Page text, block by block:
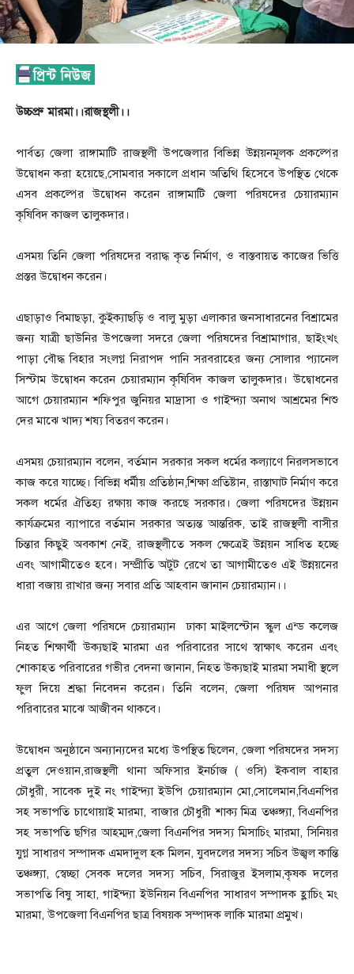
উচ্চপ্রু মারমা।।রাজস্থলী।।
পার্বত্য জেলা রাঙ্গামাটি রাজস্থলী উপজেলার বিভিন্ন উন্নয়নমূলক প্রকল্পের
উদ্বোধন করা হয়েছে,সোমবার সকালে প্রধান অতিথি হিসেবে উপস্থিত থেকে
এসব প্রকল্পের উদ্বোধন করেন রাঙ্গামাটি জেলা পরিষদের চেয়ারম্যান
কৃষিবিদ কাজল তালুকদার।
এসময় তিনি জেলা পরিষদের বরাদ্ধ কৃত নির্মাণ, ও বাস্তবায়ত কাজের ভিত্তি
প্রস্তর উদ্বোধন করেন।
এছাড়াও বিমাছড়া, কুইক্যাছড়ি ও বালু মুড়া এলাকার জনসাধারনের বিশ্রামের
জন্য যাত্রী ছাউনির উপজেলা সদরে জেলা পরিষদের বিশ্রামাগার, ছাইংখং
পাড়া বৌদ্ধ বিহার সংলগ্ন নিরাপদ পানি সরবরাহের জন্য সোলার প্যানেল
সিস্টাম উদ্বোধন করেন চেয়ারম্যান কৃষিবিদ কাজল তালুকদার। উদ্বোধনের
আগে চেয়ারম্যান শফিপুর জুনিয়র মাদ্রাসা ও গাইন্দ্যা অনাথ আশ্রমের শিশু
দের মাঝে খাদ্য শষ্য বিতরণ করেন।
এসময় চেয়ারম্যান বলেন, বর্তমান সরকার সকল ধর্মের কল্যাণে নিরলসভাবে
কাজ করে যাচ্ছে। বিভিন্ন ধর্মীয় প্রতিষ্ঠান,শিক্ষা প্রতিষ্টান, রাস্তাঘাট নির্মাণ করে
সকল ধর্মের ঐতিহ্য রক্ষায় কাজ করছে সরকার। জেলা পরিষদের উন্নয়ন
কার্যক্রমের ব্যাপারে বর্তমান সরকার অত্যন্ত আন্তরিক, তাই রাজস্থলী বাসীর
চিন্তার কিছুই অবকাশ নেই, রাজস্থলীতে সকল ক্ষেত্রেই উন্নয়ন সাধিত হচ্ছে
এবং আগামীতেও হবে। সম্প্রীতি অটুট রেখে তা আগামীতেও এই উন্নয়নের
ধারা বজায় রাখার জন্য সবার প্রতি আহবান জানান চেয়ারম্যান।।
এর আগে জেলা পরিষদে চেয়ারম্যান ঢাকা মাইলস্টোন স্কুল এন্ড কলেজ
নিহত শিক্ষার্থী উক্যছাই মারমা এর পরিবারের সাথে স্বাক্ষাৎ করেন এবং
শোকাহত পরিবারের গভীর বেদনা জানান, নিহত উক্যছাই মারমা সমাধী স্থলে
ফুল দিয়ে শ্রদ্ধা নিবেদন করেন। তিনি বলেন, জেলা পরিষদ আপনার
পরিবারের মাঝে আজীবন থাকবে।
উদ্বোধন অনুষ্ঠানে অন্যান্যদের মধ্যে উপস্থিত ছিলেন, জেলা পরিষদের সদস্য
প্রতুল দেওয়ান,রাজস্থলী থানা অফিসার ইনর্চাজ ( ওসি) ইকবাল বাহার
চৌধুরী, সাবেক দুই নং গাইন্দ্যা ইউপি চেয়ারম্যান মো,সোলেমান,বিএনপির
সহ সভাপতি চাথোয়াই মারমা, বাজার চৌধুরী শাক্য মিত্র তঞ্চঙ্গ্যা, বিএনপির
সহ সভাপতি ছগির আহম্মদ,জেলা বিএনপির সদস্য মিসাচিং মারমা, সিনিয়র
যুগ্ন সাধারণ সম্পাদক এমদাদুল হক মিলন, যুবদলের সদস্য সচিব উজ্বল কান্তি
তঞ্চঙ্গ্যা, স্বেচ্ছা সেবক দলের সদস্য সচিব, সিরাজুর ইসলাম,কৃষক দলের
সভাপতি বিষু সাহা, গাইন্দ্যা ইউনিয়ন বিএনপির সাধারণ সম্পাদক হ্লাচিং মং
মারমা, উপজেলা বিএনপির ছাত্র বিষয়ক সম্পাদক লাকি মারমা প্রমুখ।